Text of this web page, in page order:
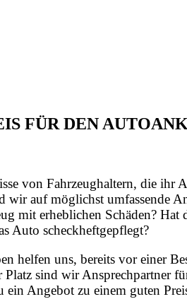
FÜR DEN
von Fahrzeughaltern, die ihr
wir auf möglichst umfassende
mit erheblichen Schäden?
Auto scheckheftgepflegt?
helfen uns, bereits vor einer
sind wir Ansprechpartner
ein Angebot zu einem guten